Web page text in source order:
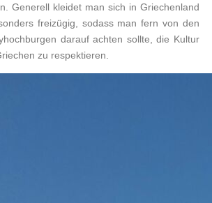
Generell kleidet man sich in Griechenland
freizügig, sodass man fern von den
darauf achten sollte, die Kultur
zu respektieren.